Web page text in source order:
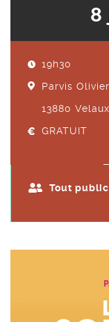
8
19h30
Parvis
13880 Velaux
GRATUIT
Tout public